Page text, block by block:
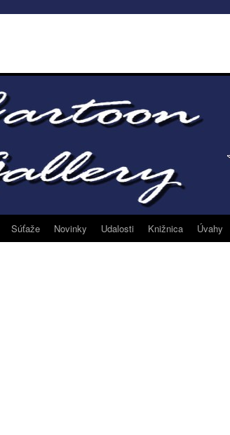
Súťaže Novinky Udalosti Knižnica Úvahy